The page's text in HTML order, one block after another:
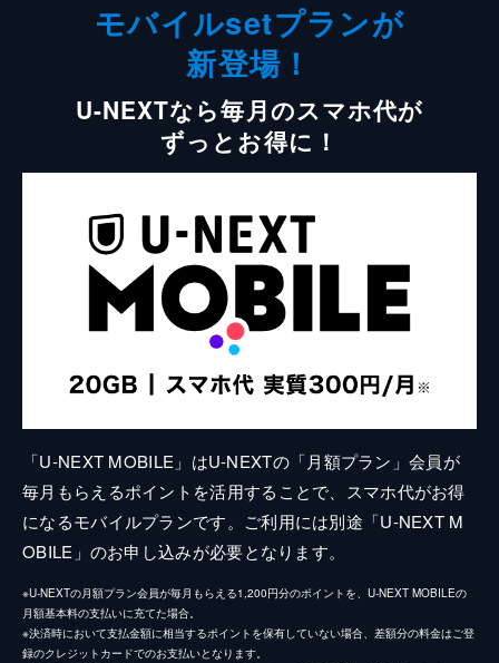
モバイルsetプランが
新登場！
U-NEXTなら毎月のスマホ代が
ずっとお得に！
「U-NEXT MOBILE」はU-NEXTの「月額プラン」会員が
毎月もらえるポイントを活用することで、スマホ代がお得
になるモバイルプランです。ご利用には別途「U-NEXT M
OBILE」のお申し込みが必要となります。
※U-NEXTの月額プラン会員が毎月もらえる1,200円分のポイントを、U-NEXT MOBILEの
月額基本料の支払いに充てた場合。
※決済時において支払金額に相当するポイントを保有していない場合、差額分の料金はご登
録のクレジットカードでのお支払いとなります。